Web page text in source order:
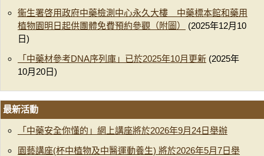
衞生署啓用政府中藥檢測中心永久大樓 中藥標本館和藥用
植物園明日起供團體免費預約參觀（附圖）​
(2025年12月10
日)
「中藥材參考DNA序列庫」已於2025年10月更新(2025年
10月20日)
最新活動
「中藥安全你懂的」網上講座將於2026年9月24日舉辦
園藝講座(杯中植物及中醫運動養生) 將於2026年5月7日舉